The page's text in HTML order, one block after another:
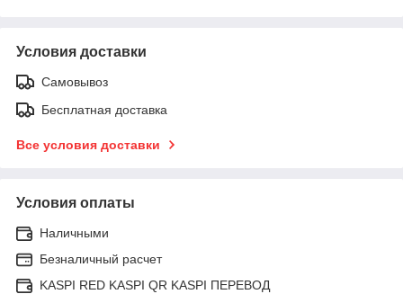
Условия доставки
Самовывоз
Бесплатная доставка
Все условия доставки
Условия оплаты
Наличными
Безналичный расчет
KASPI RED KASPI QR KASPI ПЕРЕВОД